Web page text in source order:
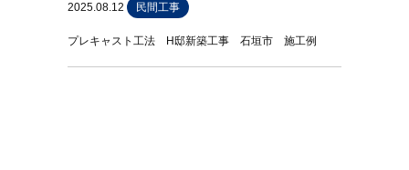
2025.08.12 民間工事
プレキャスト工法 H邸新築工事 石垣市 施工例